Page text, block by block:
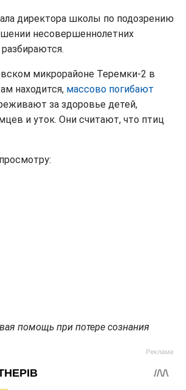
директора школы по подозрению
несовершеннолетних
микрорайоне Теремки-2 в
находится, массово погибают
за здоровье детей,
и уток. Они считают, что птиц
помощь при потере сознания